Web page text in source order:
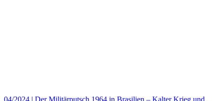
04/2024 | Der Militärputsch 1964 in Brasilien – Kalter Krieg und